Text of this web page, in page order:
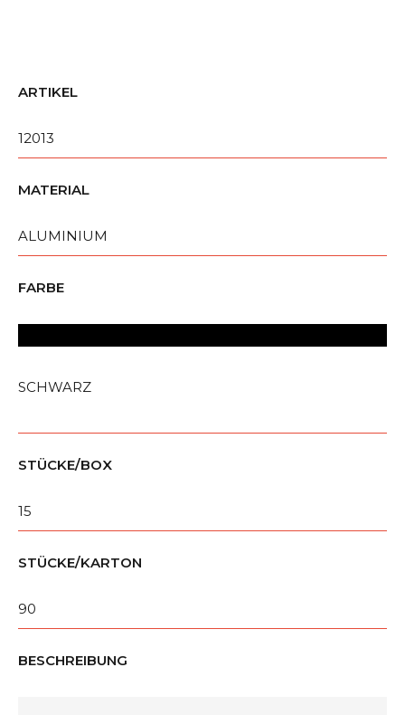
ARTIKEL
12013
MATERIAL
ALUMINIUM
FARBE
SCHWARZ
STÜCKE/BOX
15
STÜCKE/KARTON
90
BESCHREIBUNG